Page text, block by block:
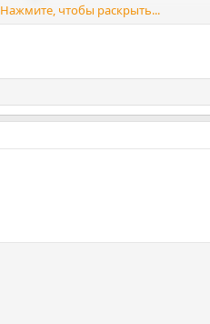
Нажмите, чтобы раскрыть...